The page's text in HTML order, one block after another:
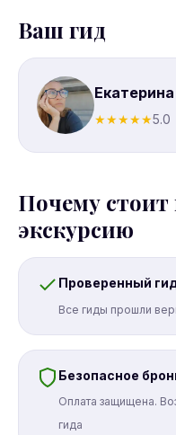
Ваш гид
Екатерина
★★★★★5.0
Почему стоит
экскурсию
Проверенный
Все гиды прошли
Безопасное
Оплата защищена.
гида